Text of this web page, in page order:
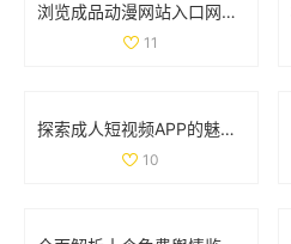
浏览成品动漫网站入口网页版的详细操作指南与使用技巧
11
探索成人短视频APP的魅力与创新，全新抖抈平台等你来体验
10